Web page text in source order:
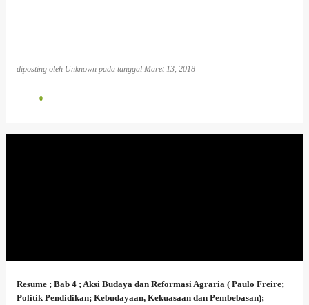
diposting oleh Unknown pada tanggal Maret 13, 2018
0
Resume ; Bab 4 ; Aksi Budaya dan Reformasi Agraria ( Paulo Freire;
Politik Pendidikan; Kebudayaan, Kekuasaan dan Pembebasan);